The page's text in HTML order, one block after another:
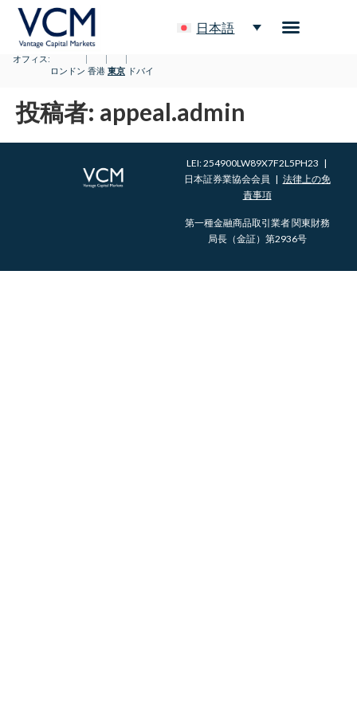
日本語
オフィス:
ロンドン 香港 東京 ドバイ
投稿者: appeal.admin
LEI: 254900LW89X7F2L5PH23 |
日本証券業協会会員 | 法律上の免
責事項
第一種金融商品取引業者 関東財務
局長（金証）第2936号